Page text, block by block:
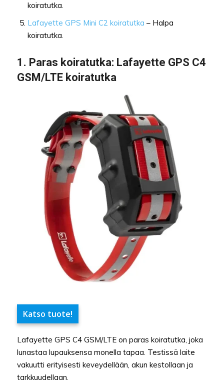
koiratutka.
Lafayette GPS Mini C2 koiratutka – Halpa
koiratutka.
1. Paras koiratutka: Lafayette GPS C4
GSM/LTE koiratutka
Katso tuote!
Lafayette GPS C4 GSM/LTE on paras koiratutka, joka
lunastaa lupauksensa monella tapaa. Testissä laite
vakuutti erityisesti keveydellään, akun kestollaan ja
tarkkuudellaan.